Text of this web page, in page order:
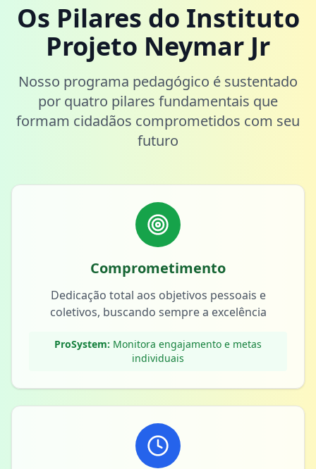
Os Pilares do Instituto
Projeto Neymar Jr
Nosso programa pedagógico é sustentado
por quatro pilares fundamentais que
formam cidadãos comprometidos com seu
futuro
Comprometimento
Dedicação total aos objetivos pessoais e
coletivos, buscando sempre a excelência
ProSystem: Monitora engajamento e metas
individuais